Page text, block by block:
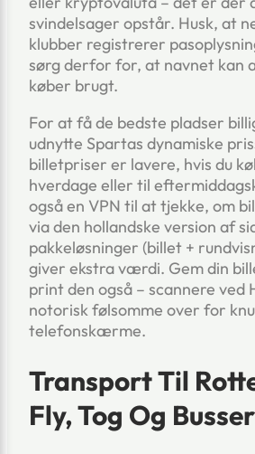
svindelsager opstår. Husk, at
klubber registrerer
sørg derfor for, at navnet kan
køber brugt.
For at få de bedste pladser
udnytte Spartas dynamiske
billetpriser er lavere, hvis du
hverdage eller til
også en VPN til at tjekke, om
via den hollandske version af
pakkeløsninger (billet +
giver ekstra værdi. Gem din
print den også – scannere ved
notorisk følsomme over for
telefonskærme.
Transport Til
Fly, Tog Og Busser